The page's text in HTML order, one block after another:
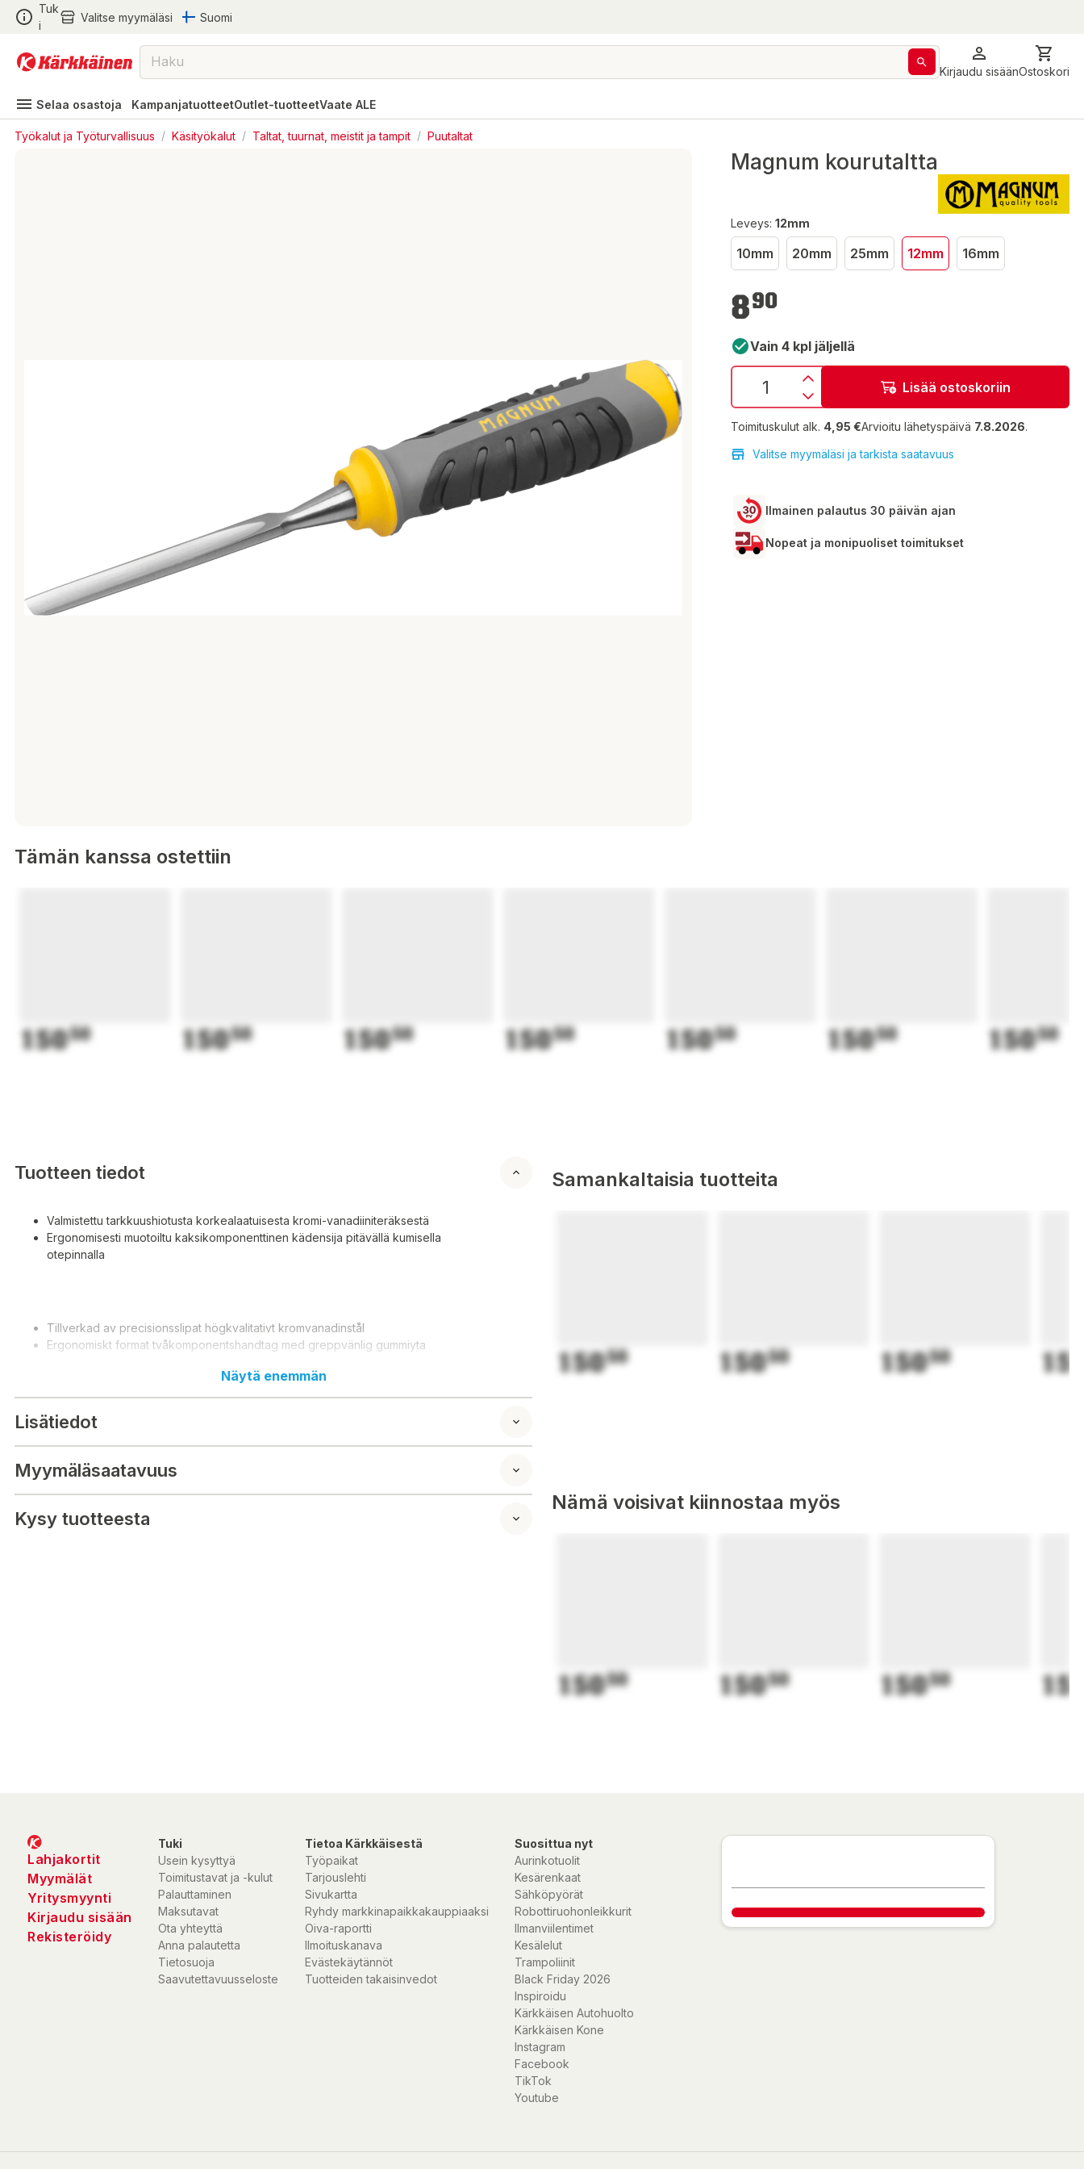
Tuk
i
Valitse myymäläsi Suomi
Kirjaudu sisäänOstoskori
Selaa osastoja KampanjatuotteetOutlet-tuotteetVaate ALE
Työkalut ja Työturvallisuus / Käsityökalut / Taltat, tuurnat, meistit ja tampit / Puutaltat
Magnum kourutaltta
Leveys: 12mm
10mm 20mm 25mm 12mm 16mm
8,90 €
890
Vain 4 kpl jäljellä
Lisää ostoskoriin
Toimituskulut alk. 4,95 €Arvioitu lähetyspäivä 7.8.2026.
Valitse myymäläsi ja tarkista saatavuus
Ilmainen palautus 30 päivän ajan
Nopeat ja monipuoliset toimitukset
Tämän kanssa ostettiin
15050 15050 15050 15050 15050 15050 15050
Tuotteen tiedot
Valmistettu tarkkuushiotusta korkealaatuisesta kromi-vanadiiniteräksestä
Ergonomisesti muotoiltu kaksikomponenttinen kädensija pitävällä kumisella
otepinnalla
Tillverkad av precisionsslipat högkvalitativt kromvanadinstål
Ergonomiskt format tvåkomponentshandtag med greppvänlig gummiyta
Näytä enemmän
Lisätiedot
Myymäläsaatavuus
Kysy tuotteesta
Samankaltaisia tuotteita
15050 15050 15050
Nämä voisivat kiinnostaa myös
15050 15050 15050
Lahjakortit
Myymälät
Yritysmyynti
Kirjaudu sisään
Rekisteröidy
Tuki
Usein kysyttyä
Toimitustavat ja -kulut
Palauttaminen
Maksutavat
Ota yhteyttä
Anna palautetta
Tietosuoja
Saavutettavuusseloste
Tietoa Kärkkäisestä
Työpaikat
Tarjouslehti
Sivukartta
Ryhdy markkinapaikkakauppiaaksi
Oiva-raportti
Ilmoituskanava
Evästekäytännöt
Tuotteiden takaisinvedot
Suosittua nyt
Aurinkotuolit
Kesärenkaat
Sähköpyörät
Robottiruohonleikkurit
Ilmanviilentimet
Kesälelut
Trampoliinit
Black Friday 2026
Inspiroidu
Kärkkäisen Autohuolto
Kärkkäisen Kone
Instagram
Facebook
TikTok
Youtube